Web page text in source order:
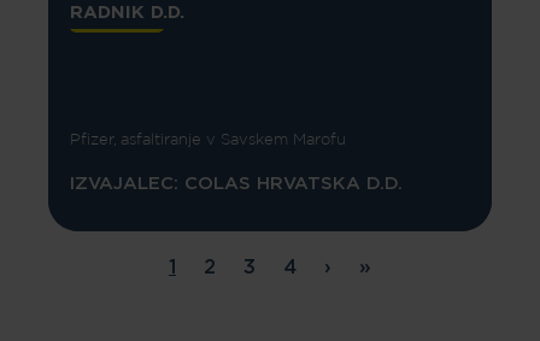
RADNIK D.D.
Pfizer, asfaltiranje v Savskem Marofu
IZVAJALEC: COLAS HRVATSKA D.D.
Stran
1
Stran
2
Stran
3
Stran
4
Next page
›
Last page
»